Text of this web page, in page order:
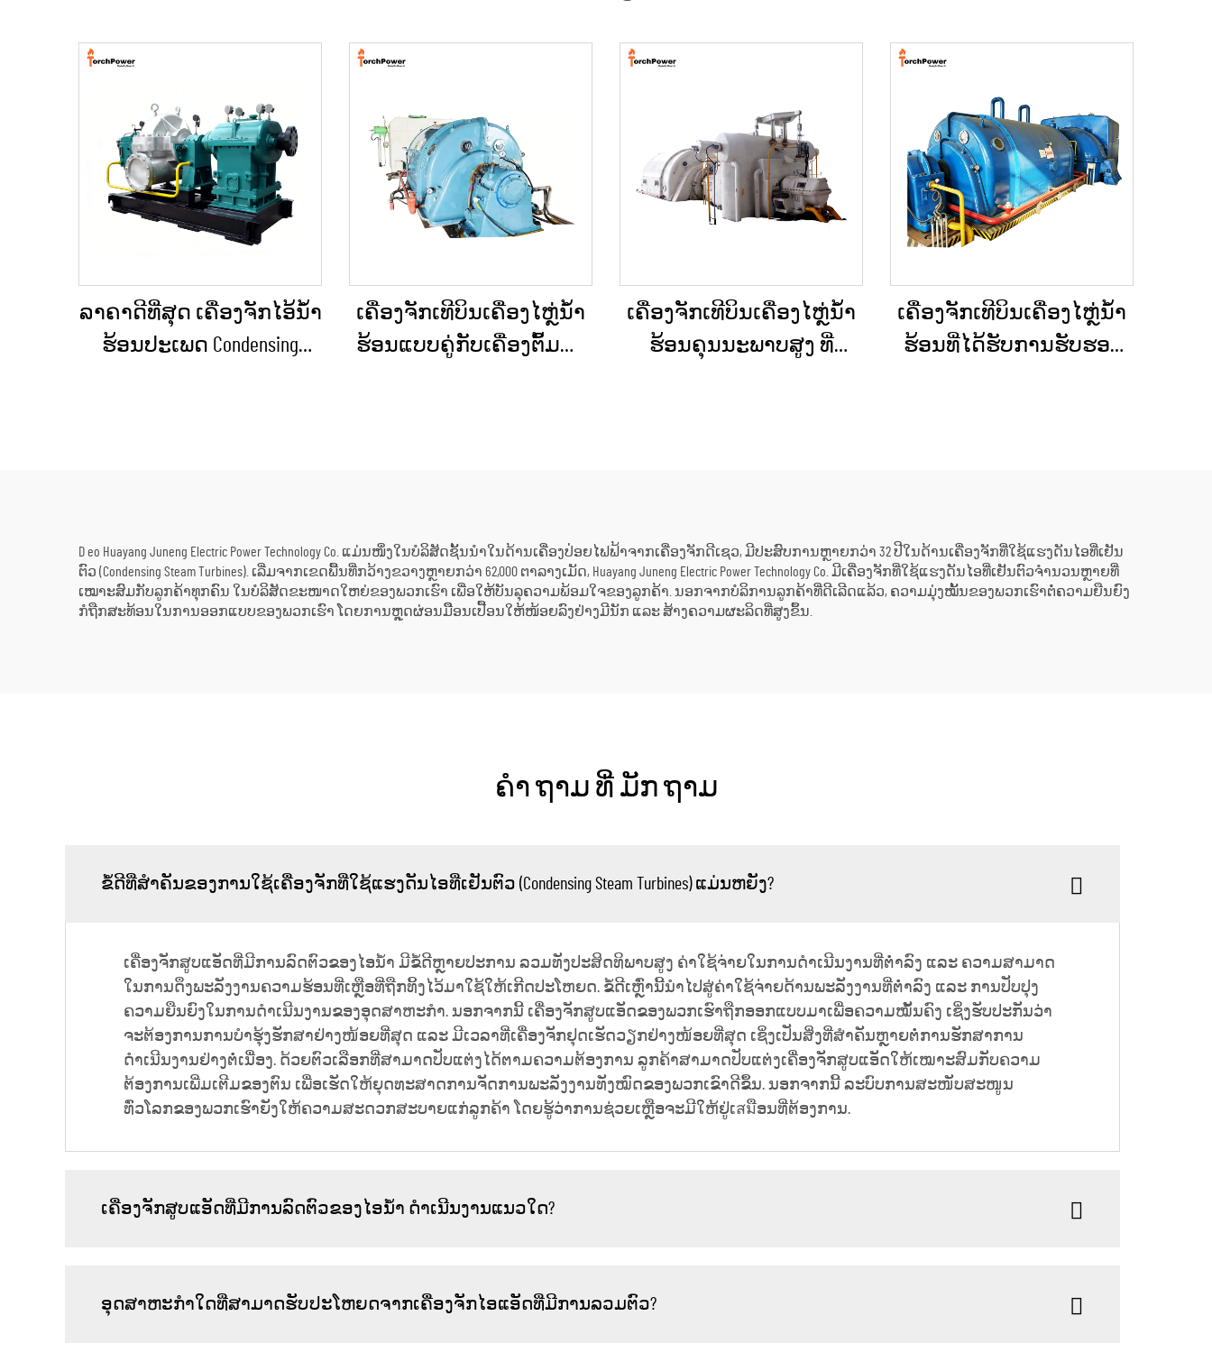
ລາຄາດີທີ່ສຸດ ເຄື່ອງຈັກໄອ້ນ້ຳ
ຮ້ອນປະເພດ Condensing
ເຄື່ອງຈັກເທີບິນເຄື່ອງໄຫຼ່ນ້ຳ
ຮ້ອນແບບຄູ່ກັບເຄື່ອງຕົ້ມນ້ຳ
ເຄື່ອງຈັກເທີບິນເຄື່ອງໄຫຼ່ນ້ຳ
ຮ້ອນຄຸນນະພາບສູງ ທີ່
ກົດເຄື່ອງ
ເຄື່ອງຈັກເທີບິນເຄື່ອງໄຫຼ່ນ້ຳ
ຮ້ອນທີ່ໄດ້ຮັບການຮັບຮອງ
ພະລັງງານໄຟຟ້າ
D eo Huayang Juneng Electric Power Technology Co. ແມ່ນໜຶ່ງໃນບໍລິສັດຊັ້ນນຳໃນດ້ານເຄື່ອງປ່ອຍໄຟຟ້າຈາກເຄື່ອງຈັກດີເຊວ, ມີປະສົບການຫຼາຍກວ່າ 32 ປີໃນດ້ານເຄື່ອງຈັກທີ່ໃຊ້ແຮງດັນໄອທີ່ເຢັນ
ຕົວ (Condensing Steam Turbines). ເລີ່ມຈາກເຂດພື້ນທີ່ກວ້າງຂວາງຫຼາຍກວ່າ 62,000 ຕາລາງເມັດ, Huayang Juneng Electric Power Technology Co. ມີເຄື່ອງຈັກທີ່ໃຊ້ແຮງດັນໄອທີ່ເຢັນຕົວຈຳນວນຫຼາຍທີ່
ເໝາະສົມກັບລູກຄ້າທຸກຄົນ ໃນບໍລິສັດຂະໜາດໃຫຍ່ຂອງພວກເຮົາ ເພື່ອໃຫ້ບັນລຸຄວາມພ້ອມໃຈຂອງລູກຄ້າ. ນອກຈາກບໍລິການລູກຄ້າທີ່ດີເລີດແລ້ວ, ຄວາມມຸ່ງໝັ້ນຂອງພວກເຮົາຕໍ່ຄວາມຍືນຍົງ
ກໍຖືກສະທ້ອນໃນການອອກແບບຂອງພວກເຮົາ ໂດຍການຫຼຸດຜ່ອນມືືອນເປື້ອນໃຫ້ໜ້ອຍລົງຢ່າງມີນັກ ແລະ ສ້າງຄວາມຜະລິດທີ່ສູງຂຶ້ນ.
ຄໍາ ຖາມ ທີ່ ມັກ ຖາມ
ຂໍ້ດີທີ່ສຳຄັນຂອງການໃຊ້ເຄື່ອງຈັກທີ່ໃຊ້ແຮງດັນໄອທີ່ເຢັນຕົວ (Condensing Steam Turbines) ແມ່ນຫຍັງ?
ເຄື່ອງຈັກສູບແອັດທີ່ມີການລົດຕົວຂອງໄອນ້ຳ ມີຂໍ້ດີຫຼາຍປະການ ລວມທັງປະສິດທິພາບສູງ ຄ່າໃຊ້ຈ່າຍໃນການດຳເນີນງານທີ່ຕ່ຳລົງ ແລະ ຄວາມສາມາດ
ໃນການດຶງພະລັງງານຄວາມຮ້ອນທີ່ເຫຼືອທີ່ຖືກທິ້ງໄວ້ມາໃຊ້ໃຫ້ເກີດປະໂຫຍດ. ຂໍ້ດີເຫຼົ່ານີ້ນຳໄປສູ່ຄ່າໃຊ້ຈ່າຍດ້ານພະລັງງານທີ່ຕ່ຳລົງ ແລະ ການປັບປຸງ
ຄວາມຍືນຍົງໃນການດຳເນີນງານຂອງອຸດສາຫະກຳ. ນອກຈາກນີ້ ເຄື່ອງຈັກສູບແອັດຂອງພວກເຮົາຖືກອອກແບບມາເພື່ອຄວາມໝັ້ນຄົງ ເຊິ່ງຮັບປະກັນວ່າ
ຈະຕ້ອງການການບໍາຮຸ້ງຮັກສາຢ່າງໜ້ອຍທີ່ສຸດ ແລະ ມີເວລາທີ່ເຄື່ອງຈັກຢຸດເຮັດວຽກຢ່າງໜ້ອຍທີ່ສຸດ ເຊິ່ງເປັນສິ່ງທີ່ສຳຄັນຫຼາຍຕໍ່ການຮັກສາການ
ດຳເນີນງານຢ່າງຕໍ່ເນື່ອງ. ດ້ວຍຕົວເລືອກທີ່ສາມາດປັບແຕ່ງໄດ້ຕາມຄວາມຕ້ອງການ ລູກຄ້າສາມາດປັບແຕ່ງເຄື່ອງຈັກສູບແອັດໃຫ້ເໝາະສົມກັບຄວາມ
ຕ້ອງການເພີ່ມເຕີມຂອງຕົນ ເພື່ອເຮັດໃຫ້ຍຸດທະສາດການຈັດການພະລັງງານທັງໝົດຂອງພວກເຂົາດີຂຶ້ນ. ນອກຈາກນີ້ ລະບົບການສະໜັບສະໜູນ
ທົ່ວໂລກຂອງພວກເຮົາຍັງໃຫ້ຄວາມສະດວກສະບາຍແກ່ລູກຄ້າ ໂດຍຮູ້ວ່າການຊ່ວຍເຫຼືອຈະມີໃຫ້ຢູ່ເสมືອນທີ່ຕ້ອງການ.
ເຄື່ອງຈັກສູບແອັດທີ່ມີການລົດຕົວຂອງໄອນ້ຳ ດຳເນີນງານແນວໃດ?
ອຸດສາຫະກຳໃດທີ່ສາມາດຮັບປະໂຫຍດຈາກເຄື່ອງຈັກໄອແອັດທີ່ມີການລວມຕົວ?